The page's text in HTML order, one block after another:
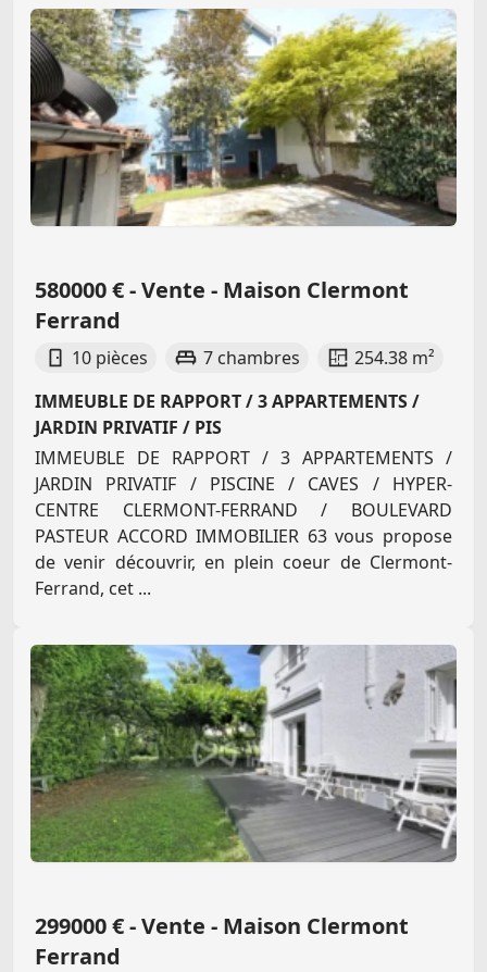
580000 € - Vente - Maison Clermont
Ferrand
10 pièces 7 chambres
254.38 m²
IMMEUBLE DE RAPPORT / 3 APPARTEMENTS /
JARDIN PRIVATIF / PIS
IMMEUBLE DE RAPPORT / 3 APPARTEMENTS /
JARDIN PRIVATIF / PISCINE / CAVES / HYPER-
CENTRE CLERMONT-FERRAND / BOULEVARD
PASTEUR ACCORD IMMOBILIER 63 vous propose
de venir découvrir, en plein coeur de Clermont-
Ferrand, cet ...
299000 € - Vente - Maison Clermont
Ferrand